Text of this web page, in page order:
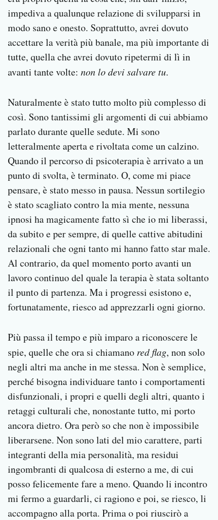
impediva a qualunque relazione di svilupparsi in
modo sano e onesto. Soprattutto, avrei dovuto
accettare la verità più banale, ma più importante di
tutte, quella che avrei dovuto ripetermi di lì in
avanti tante volte: non lo devi salvare tu.
Naturalmente è stato tutto molto più complesso di
così. Sono tantissimi gli argomenti di cui abbiamo
parlato durante quelle sedute. Mi sono
letteralmente aperta e rivoltata come un calzino.
Quando il percorso di psicoterapia è arrivato a un
punto di svolta, è terminato. O, come mi piace
pensare, è stato messo in pausa. Nessun sortilegio
è stato scagliato contro la mia mente, nessuna
ipnosi ha magicamente fatto sì che io mi liberassi,
da subito e per sempre, di quelle cattive abitudini
relazionali che ogni tanto mi hanno fatto star male.
Al contrario, da quel momento porto avanti un
lavoro continuo del quale la terapia è stata soltanto
il punto di partenza. Ma i progressi esistono e,
fortunatamente, riesco ad apprezzarli ogni giorno.
Più passa il tempo e più imparo a riconoscere le
spie, quelle che ora si chiamano red flag, non solo
negli altri ma anche in me stessa. Non è semplice,
perché bisogna individuare tanto i comportamenti
disfunzionali, i propri e quelli degli altri, quanto i
retaggi culturali che, nonostante tutto, mi porto
ancora dietro. Ora però so che non è impossibile
liberarsene. Non sono lati del mio carattere, parti
integranti della mia personalità, ma residui
ingombranti di qualcosa di esterno a me, di cui
posso felicemente fare a meno. Quando li incontro
mi fermo a guardarli, ci ragiono e poi, se riesco, li
accompagno alla porta. Prima o poi riuscirò a